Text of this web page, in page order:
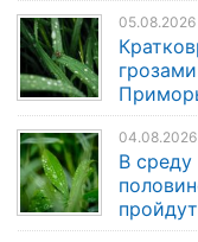
05.08.2026
В среду